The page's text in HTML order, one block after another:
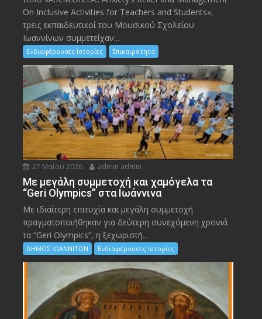
On Inclusive Activities for Teachers and Students»,
τρεις εκπαιδευτικοί του Μουσικού Σχολείου
Ιωαννίνων συμμετείχαν...
Ενδιαφέρουσες Ιστορίες Επικαιρότητα
27 Μαΐου 2026 admin admin
Με μεγάλη συμμετοχή και χαμόγελα τα
“Geri Olympics” στα Ιωάννινα
Με ιδιαίτερη επιτυχία και μεγάλη συμμετοχή
πραγματοποιήθηκαν για δεύτερη συνεχόμενη χρονιά
τα “Geri Olympics”, η ξεχωριστή...
ΔΗΜΟΣ ΙΩΑΝΝΙΤΩΝ Ενδιαφέρουσες Ιστορίες